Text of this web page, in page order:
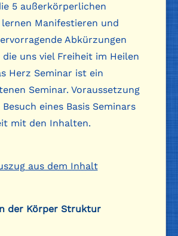
5 außerkörperlichen
lernen Manifestieren und
Abkürzungen
uns viel Freiheit im Heilen
Herz Seminar ist ein
Seminar. Voraussetzung
eines Basis Seminars
mit den Inhalten.
aus dem Inhalt
der Körper Struktur